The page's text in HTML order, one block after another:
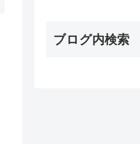
ブログ内検索